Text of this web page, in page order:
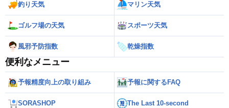
釣り天気 マリン天気
ゴルフ場の天気 スポーツ天気
風邪予防指数 乾燥指数
便利なメニュー
予報精度向上の取り組み 予報に関するFAQ
SORASHOP The Last 10-second